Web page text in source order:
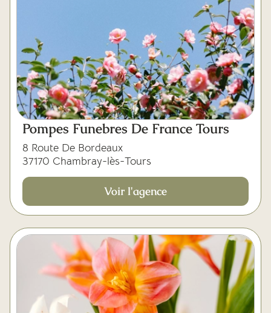
Pompes Funebres De France Tours
8 Route De Bordeaux
37170 Chambray-lès-Tours
Voir l'agence